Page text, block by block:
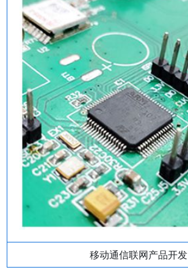
移动通信联网产品开发